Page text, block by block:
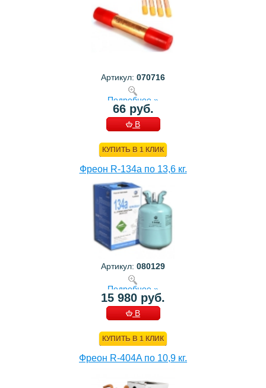
Артикул: 070716
Подробнее »
66 руб.
В
КУПИТЬ В 1 КЛИК
Фреон R-134a по 13,6 кг.
Артикул: 080129
Подробнее »
15 980 руб.
В
КУПИТЬ В 1 КЛИК
Фреон R-404A по 10,9 кг.